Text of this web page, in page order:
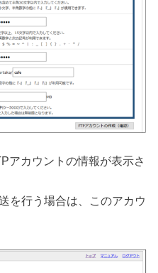
アカウントの情報が表示さ
を行う場合は、このアカウ